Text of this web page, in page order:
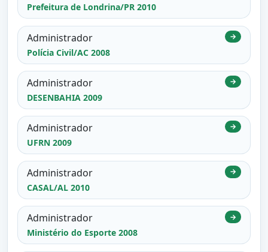
Prefeitura de Londrina/PR 2010
Administrador
Polícia Civil/AC 2008
→
Administrador
DESENBAHIA 2009
→
Administrador
UFRN 2009
→
Administrador
CASAL/AL 2010
→
Administrador
Ministério do Esporte 2008
→